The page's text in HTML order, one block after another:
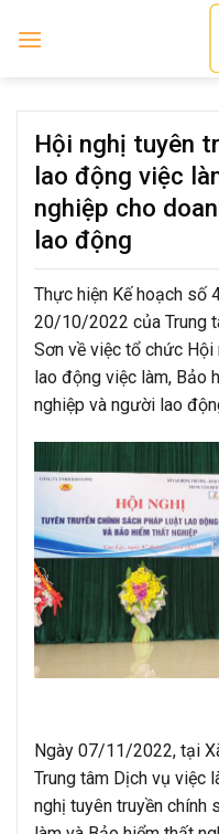
Hội nghị tuyên
lao động việc
nghiệp cho
lao động
Thực hiện Kế hoạch số
20/10/2022 của Trung
Sơn về việc tổ chức Hội
lao động việc làm, Bảo
nghiệp và người lao
Ngày 07/11/2022, tại
Trung tâm Dịch vụ việc
nghị tuyên truyền chính